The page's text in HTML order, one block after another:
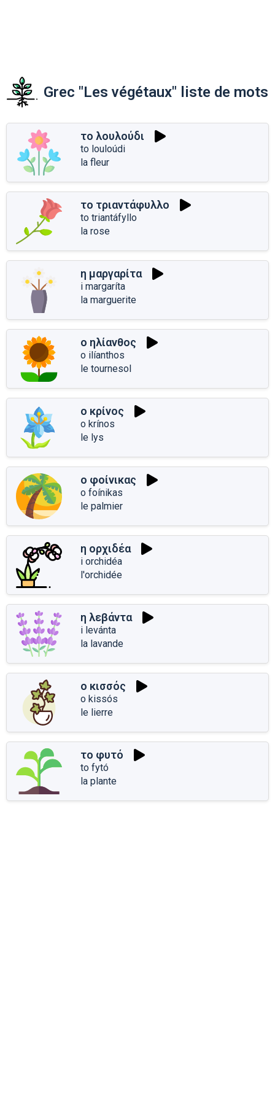
Grec "Les végétaux" liste de mots
το λουλούδι
to louloúdi
la fleur
το τριαντάφυλλο
to triantáfyllo
la rose
η μαργαρίτα
i margaríta
la marguerite
ο ηλίανθος
o ilíanthos
le tournesol
ο κρίνος
o krínos
le lys
ο φοίνικας
o foínikas
le palmier
η ορχιδέα
i orchidéa
l'orchidée
η λεβάντα
i levánta
la lavande
ο κισσός
o kissós
le lierre
το φυτό
to fytó
la plante